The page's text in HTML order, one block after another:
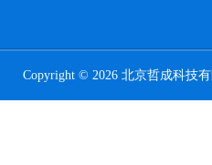
Copyright © 2026 北京哲成科技